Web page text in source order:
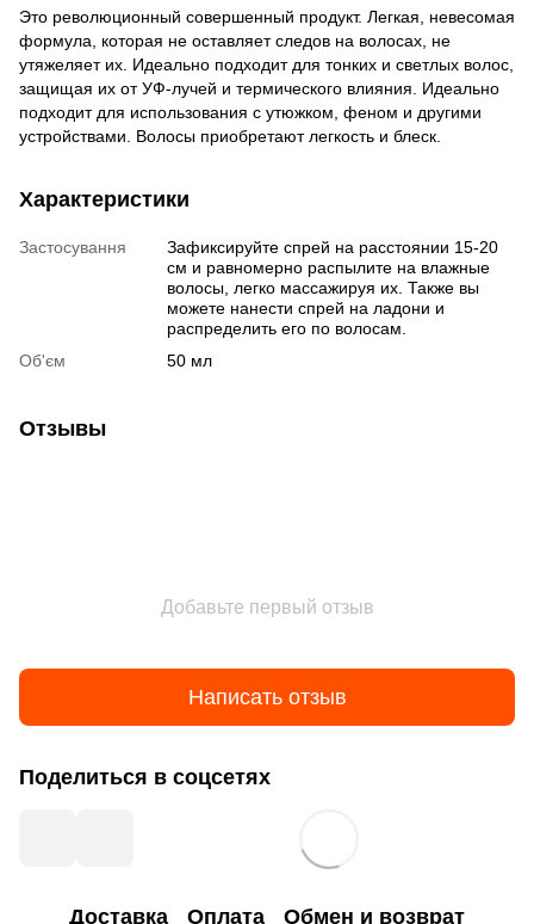
Это революционный совершенный продукт. Легкая, невесомая
формула, которая не оставляет следов на волосах, не
утяжеляет их. Идеально подходит для тонких и светлых волос,
защищая их от УФ-лучей и термического влияния. Идеально
подходит для использования с утюжком, феном и другими
устройствами. Волосы приобретают легкость и блеск.
Характеристики
Застосування
Зафиксируйте спрей на расстоянии 15-20
см и равномерно распылите на влажные
волосы, легко массажируя их. Также вы
можете нанести спрей на ладони и
распределить его по волосам.
Об'єм
50 мл
Отзывы
Добавьте первый отзыв
Написать отзыв
Поделиться в соцсетях
Доставка Оплата Обмен и возврат